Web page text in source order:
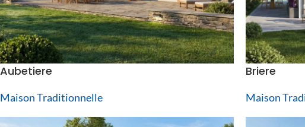
Aubetiere
Maison Traditionnelle
Briere
Maison